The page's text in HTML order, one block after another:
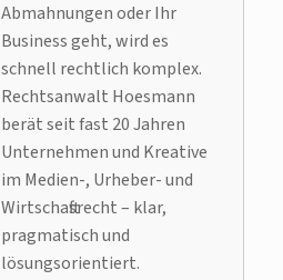
Abmahnungen oder Ihr
Business geht, wird es
schnell rechtlich komplex.
Rechtsanwalt Hoesmann
berät seit fast 20 Jahren
Unternehmen und Kreative
im Medien-, Urheber- und
Wirtschaftsrecht – klar,
pragmatisch und
lösungsorientiert.